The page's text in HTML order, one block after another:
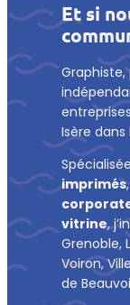
Et si
Isère
imprimés
vitrine,
Grenoble,
Voiron,
de